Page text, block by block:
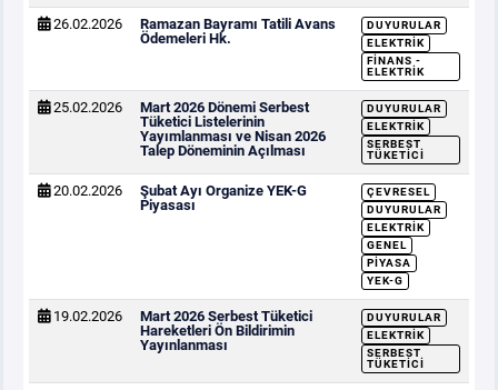
26.02.2026
Ramazan Bayramı Tatili Avans
Ödemeleri Hk.
DUYURULAR
ELEKTRIK
FINANS -
ELEKTRIK
25.02.2026
Mart 2026 Dönemi Serbest
Tüketici Listelerinin
Yayımlanması ve Nisan 2026
Talep Döneminin Açılması
DUYURULAR
ELEKTRIK
SERBEST
TÜKETICI
20.02.2026
Şubat Ayı Organize YEK-G
Piyasası
ÇEVRESEL
DUYURULAR
ELEKTRIK
GENEL
PIYASA
YEK-G
19.02.2026
Mart 2026 Serbest Tüketici
Hareketleri Ön Bildirimin
Yayınlanması
DUYURULAR
ELEKTRIK
SERBEST
TÜKETICI